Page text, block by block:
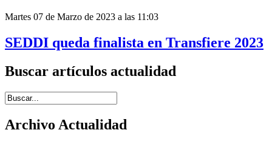
Martes 07 de Marzo de 2023 a las 11:03
SEDDI queda finalista en Transfiere 2023
Buscar artículos actualidad
Introduce términos de búsqueda
Archivo Actualidad